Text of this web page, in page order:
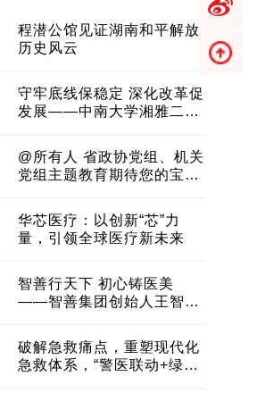
程潜公馆见证湖南和平解放
历史风云
守牢底线保稳定 深化改革促
发展——中南大学湘雅二医
@所有人 省政协党组、机关
党组主题教育期待您的宝贵
华芯医疗：以创新“芯”力
量，引领全球医疗新未来
智善行天下 初心铸医美
——智善集团创始人王智带
建医美产业良性生态圈
破解急救痛点，重塑现代化
急救体系，“警医联动+绿波